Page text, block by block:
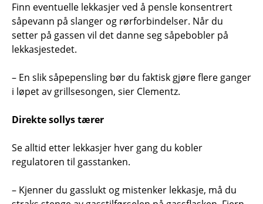
Finn eventuelle lekkasjer ved å pensle konsentrert
såpevann på slanger og rørforbindelser. Når du
setter på gassen vil det danne seg såpebobler på
lekkasjestedet.
– En slik såpepensling bør du faktisk gjøre flere ganger
i løpet av grillsesongen, sier Clementz.
Direkte sollys tærer
Se alltid etter lekkasjer hver gang du kobler
regulatoren til gasstanken.
– Kjenner du gasslukt og mistenker lekkasje, må du